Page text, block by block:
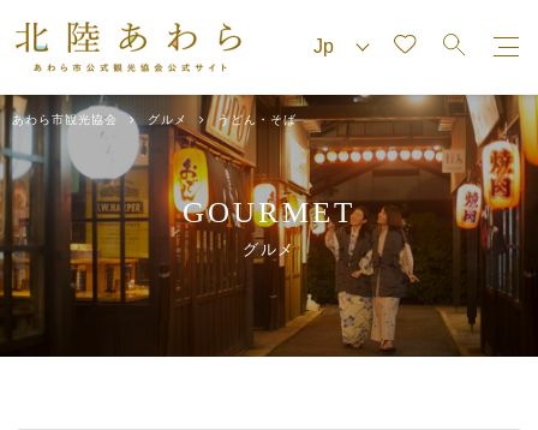
あわら市観光協会 グルメ うどん・そば
GOURMET
グルメ